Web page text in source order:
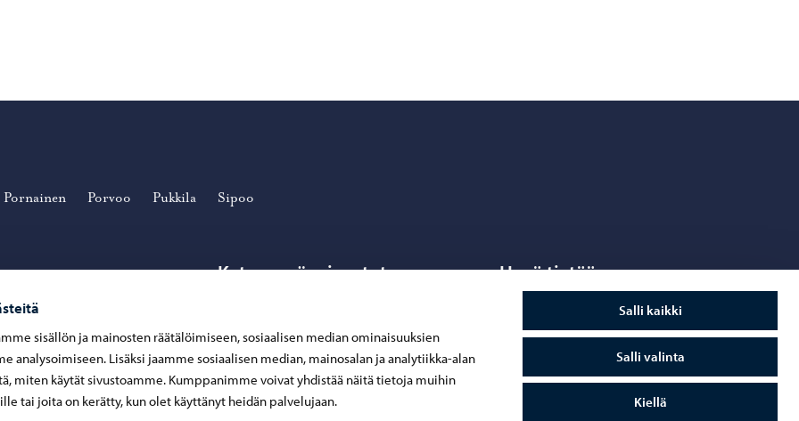
sisällön ja mainosten räätälöimiseen, sosiaalisen median ominaisuuksien
analysoimiseen. Lisäksi jaamme sosiaalisen median, mainosalan ja analytiikka-alan
miten käytät sivustoamme. Kumppanimme voivat yhdistää näitä tietoja muihin
tai joita on kerätty, kun olet käyttänyt heidän palvelujaan.
Salli kaikki
Salli valinta
Kiellä
Pornainen Porvoo Pukkila Sipoo
Katso myös sivustot Hyvä tietää
Saavutettavuusseloste